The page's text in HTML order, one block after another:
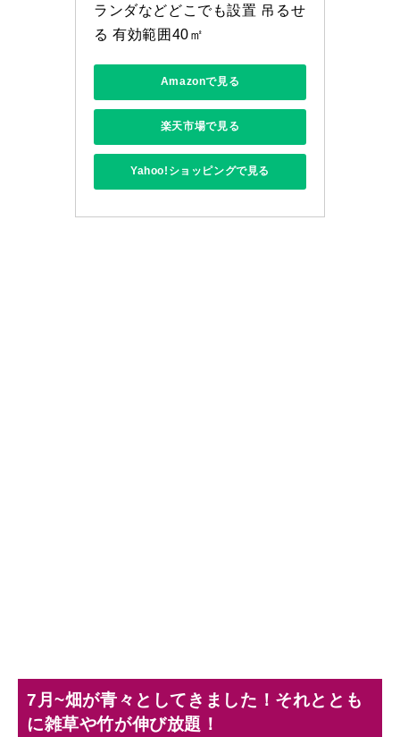
ランダなどどこでも設置 吊るせ
る 有効範囲40㎡
Amazonで見る
楽天市場で見る
Yahoo!ショッピングで見る
7月~畑が青々としてきました！それととも
に雑草や竹が伸び放題！